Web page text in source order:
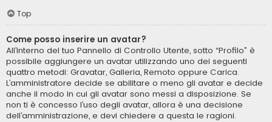
Top
Come posso inserire un avatar?
All’interno del tuo Pannello di Controllo Utente, sotto “Profilo” è
possibile aggiungere un avatar utilizzando uno dei seguenti
quattro metodi: Gravatar, Galleria, Remoto oppure Carica.
L’amministratore decide se abilitare o meno gli avatar e decide
anche il modo in cui gli avatar sono messi a disposizione. Se
non ti è concesso l’uso degli avatar, allora è una decisione
dell’amministrazione, e devi chiedere a questa le ragioni.